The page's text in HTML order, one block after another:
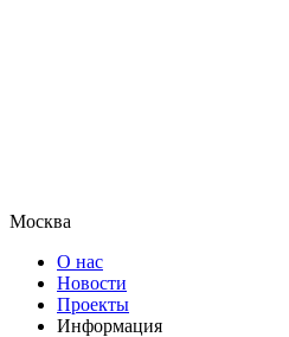
Москва
О нас
Новости
Проекты
Информация